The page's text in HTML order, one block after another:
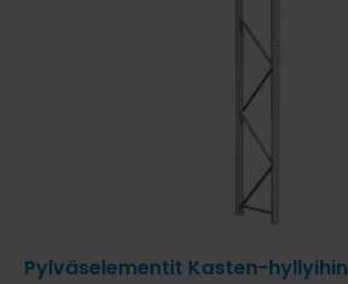
Pylväselementit Kasten-hyllyihin